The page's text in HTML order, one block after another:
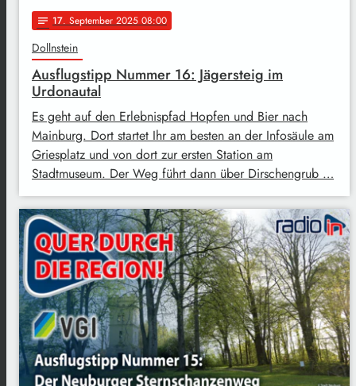
notes 17. September 2025 08:00
Dollnstein
Ausflugstipp Nummer 16: Jägersteig im
Urdonautal
Es geht auf den Erlebnispfad Hopfen und Bier nach
Mainburg. Dort startet Ihr am besten an der Infosäule am
Griesplatz und von dort zur ersten Station am
Stadtmuseum. Der Weg führt dann über Dirschengrub …